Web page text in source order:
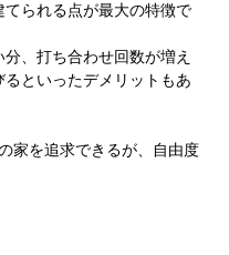
られる点が最大の特徴で
、打ち合わせ回数が増え
といったデメリットもあ
家を追求できるが、自由度